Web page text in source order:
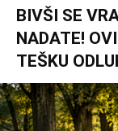
BIVŠI SE
NADATE!
TEŠKU